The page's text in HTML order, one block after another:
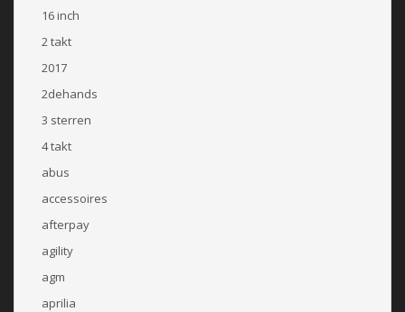
16 inch
2 takt
2017
2dehands
3 sterren
4 takt
abus
accessoires
afterpay
agility
agm
aprilia